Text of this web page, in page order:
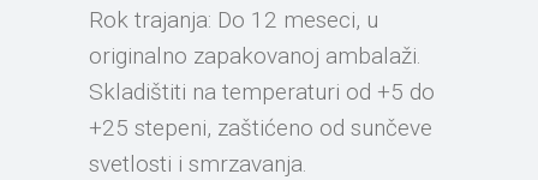
Rok trajanja: Do 12 meseci, u
originalno zapakovanoj ambalaži.
Skladištiti na temperaturi od +5 do
+25 stepeni, zaštićeno od sunčeve
svetlosti i smrzavanja.